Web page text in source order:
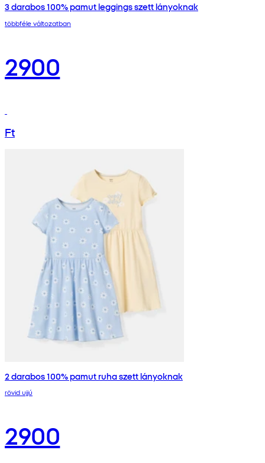
3 darabos 100% pamut leggings szett lányoknak
többféle változatban
2900
Ft
2 darabos 100% pamut ruha szett lányoknak
rövid ujjú
2900